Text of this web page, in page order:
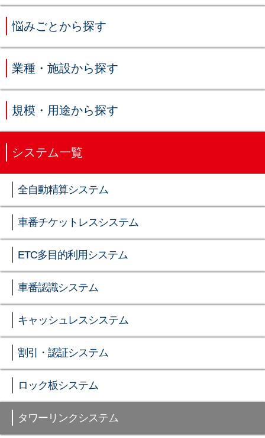
悩みごとから探す
業種・施設から探す
規模・用途から探す
システム一覧
全自動精算システム
車番チケットレスシステム
ETC多目的利用システム
車番認識システム
キャッシュレスシステム
割引・認証システム
ロック板システム
タワーリンクシステム